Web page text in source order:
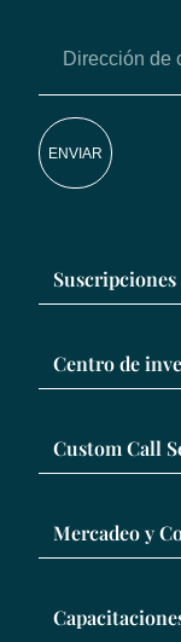
ENVIAR
Suscripciones
Centro de
Custom Call
Mercadeo y